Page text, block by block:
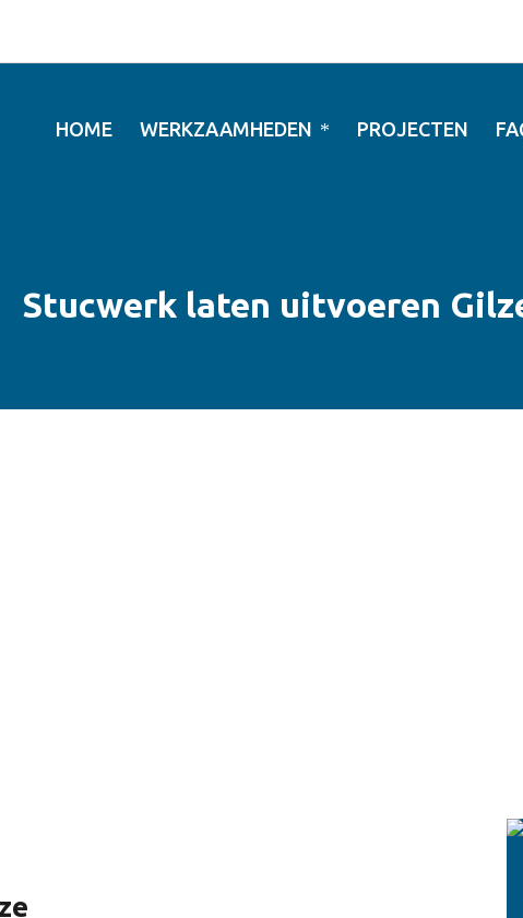
HOME WERKZAAMHEDEN PROJECTEN
Stucwerk laten uitvoeren